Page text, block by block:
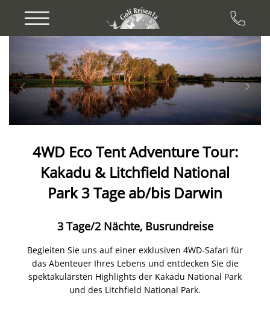
Previous Next
4WD Eco Tent Adventure Tour:
Kakadu & Litchfield National
Park 3 Tage ab/bis Darwin
3 Tage/2 Nächte, Busrundreise
Begleiten Sie uns auf einer exklusiven 4WD-Safari für
das Abenteuer Ihres Lebens und entdecken Sie die
spektakulärsten Highlights der Kakadu National Park
und des Litchfield National Park.